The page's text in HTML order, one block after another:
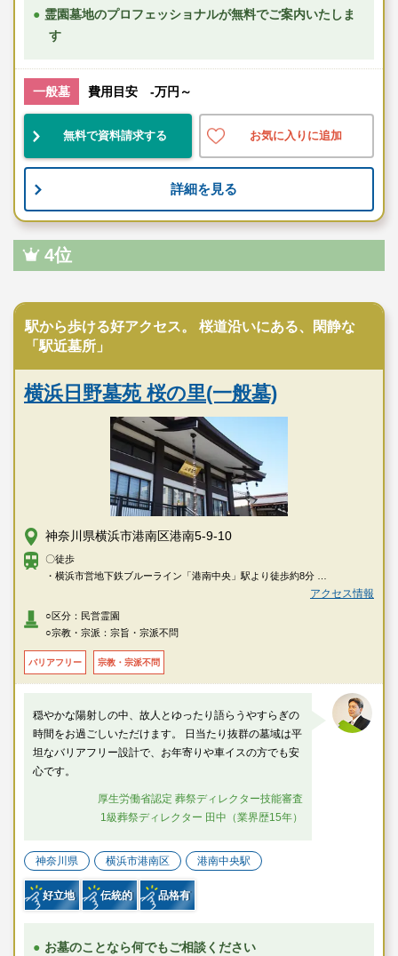
霊園墓地のプロフェッショナルが無料でご案内いたしま
す
一般墓 費用目安 -万円～
無料で資料請求する お気に入りに追加
詳細を見る
4位
駅から歩ける好アクセス。 桜道沿いにある、閑静な
「駅近墓所」
横浜日野墓苑 桜の里(一般墓)
神奈川県横浜市港南区港南5-9-10
〇徒歩
・横浜市営地下鉄ブルーライン「港南中央」駅より徒歩約8分
・横浜市営地下鉄ブルーライン、京浜急行線「上大岡」駅よりバス「桜道
経由洋光台駅行き」乗車、「南台小学校前」下車徒歩約1分
・JR根岸線「洋光台」駅よりバス「桜道経由上大岡駅行き」乗車、「南台
〇車
アクセス情報
○区分：民営霊園
○宗教・宗派：宗旨・宗派不問
バリアフリー 宗教・宗派不問
穏やかな陽射しの中、故人とゆったり語らうやすらぎの
時間をお過ごしいただけます。 日当たり抜群の墓域は平
坦なバリアフリー設計で、お年寄りや車イスの方でも安
心です。
厚生労働省認定 葬祭ディレクター技能審査
1級葬祭ディレクター 田中（業界歴15年）
神奈川県 横浜市港南区 港南中央駅
好立地 伝統的 品格有
お墓のことなら何でもご相談ください